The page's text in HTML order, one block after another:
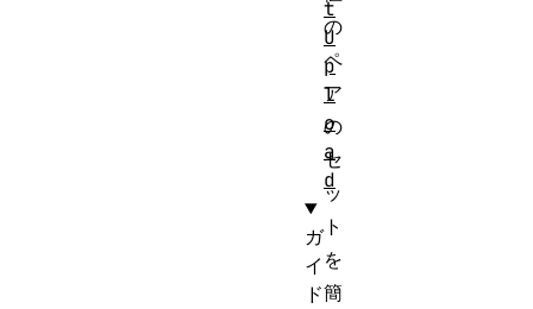
の
ペ
ア
の
セ
ッ
ト
を
簡
t
U
p
l
o
a
d
ガ
イ
ド